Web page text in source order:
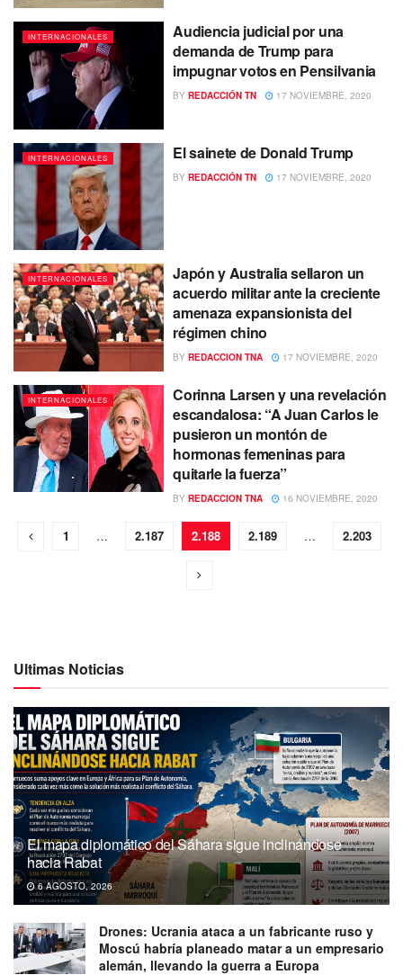
INTERNACIONALES
Audiencia judicial por una
demanda de Trump para
impugnar votos en Pensilvania
BY REDACCIÓN TN 17 NOVIEMBRE, 2020
INTERNACIONALES El sainete de Donald Trump
BY REDACCIÓN TN 17 NOVIEMBRE, 2020
INTERNACIONALES
Japón y Australia sellaron un
acuerdo militar ante la creciente
amenaza expansionista del
régimen chino
BY REDACCION TNA 17 NOVIEMBRE, 2020
INTERNACIONALES
Corinna Larsen y una revelación
escandalosa: “A Juan Carlos le
pusieron un montón de
hormonas femeninas para
quitarle la fuerza”
BY REDACCION TNA 16 NOVIEMBRE, 2020
1 … 2.187 2.188 2.189 … 2.203
Ultimas Noticias
El mapa diplomático del Sáhara sigue inclinándose
hacia Rabat
6 AGOSTO, 2026
Drones: Ucrania ataca a un fabricante ruso y
Moscú habría planeado matar a un empresario
alemán, llevando la guerra a Europa